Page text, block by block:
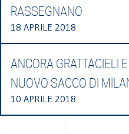
RASSEGNANO
18 APRILE 2018
ANCORA GRATTACIELI
NUOVO SACCO DI
10 APRILE 2018